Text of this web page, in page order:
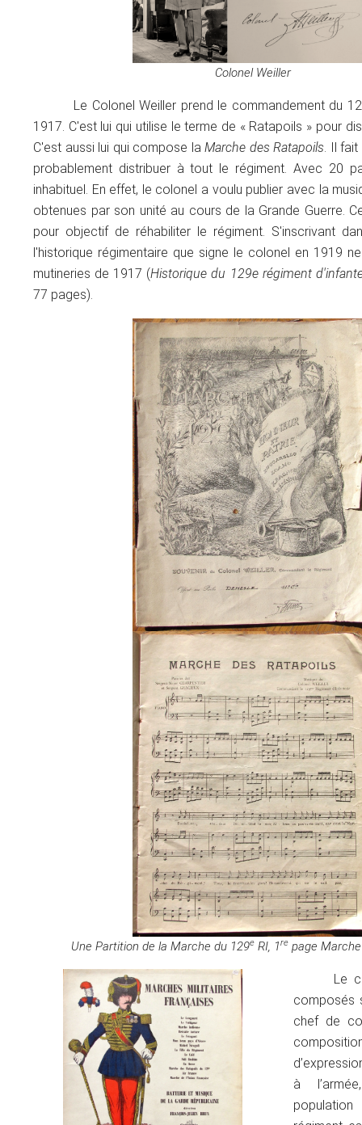
Colonel Weiller
Le Colonel Weiller prend le commandement du
1917. C'est lui qui utilise le terme de « Ratapoils » pour
C'est aussi lui qui compose la Marche des Ratapoils . Il
probablement distribuer à tout le régiment. Avec 20
inhabituel. En effet, le colonel a voulu publier avec la
obtenues par son unité au cours de la Grande Guerre.
pour objectif de réhabiliter le régiment. S'inscrivant
l'historique régimentaire que signe le colonel en 1919
mutineries de 1917 (Historique du 129e régiment
77 pages).
Une Partition de la Marche du 129e RI, 1re page
Le
composés
chef de
à